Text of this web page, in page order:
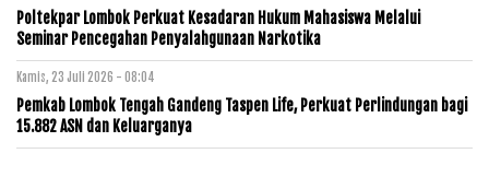
Poltekpar Lombok Perkuat Kesadaran Hukum Mahasiswa Melalui
Seminar Pencegahan Penyalahgunaan Narkotika
Kamis, 23 Juli 2026 - 08:04
Pemkab Lombok Tengah Gandeng Taspen Life, Perkuat Perlindungan bagi
15.882 ASN dan Keluarganya